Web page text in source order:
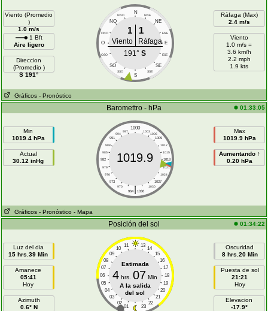
Viento (Promedio
)
1.0 m/s
1 Bft
Aire ligero
Direccion
(Promedio )
S 191°
N
NNO NNE
NO NE
ONO ENE
O E
OSO ESE
SO SE
SSO SSE
S
1 1
Viento
Ráfaga
191°S
Ráfaga (Max)
2.4 m/s
Viento
1.0 m/s =
3.6 km/h
2.2 mph
1.9 kts
Gráficos - Pronóstico
Baromettro - hPa 01:33:05
Min
1019.4 hPa
Actual
30.12 inHg
1000
997 1003
994
1006
991
1009
988
1012
985
1015
982
1018
979
1021
976
1024
973
1027
970
1030
|
964 1036
1019.9
Max
1019.9 hPa
Aumentando ↑
0.20 hPa
Gráficos - Pronóstico - Mapa
Posición del sol 01:34:22
Luz del dia
15 hrs.39 Min
Amanece
05:41
Hoy
Azimuth
0.6° N
11 13
10
14
09
15
08
16
07
17
06
18
05
19
04
20
03
21
02
22
01 23
Estimada
4 hrs.07 Min
A la salida
del sol
Oscuridad
8 hrs.20 Min
Puesta de sol
21:21
Hoy
Elevacion
-17.9°